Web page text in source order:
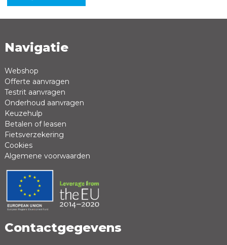
Naam *
Review *
Positieve punten
Navigatie
Webshop
Offerte aanvragen
Testrit aanvragen
Onderhoud aanvragen
Keuzehulp
Betalen of leasen
Fietsverzekering
Cookies
Algemene voorwaarden
Contactgegevens